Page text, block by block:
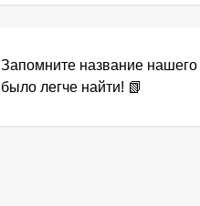
Запомните название
было легче найти! 📗